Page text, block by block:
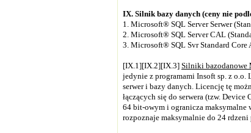
IX. Silnik bazy danych (ceny nie
1. Microsoft® SQL Server Serwer
2. Microsoft® SQL Server CAL
3. Microsoft® SQL Svr Standard
[IX.1][IX.2][IX.3] Silniki bazodanowe
jedynie z programami Insoft sp. z
serwer i bazy danych. Licencję tę
łączących się do serwera (tzw. Device
64 bit-owym i ogranicza
rozpoznaje maksymalnie do 24 rdzeni